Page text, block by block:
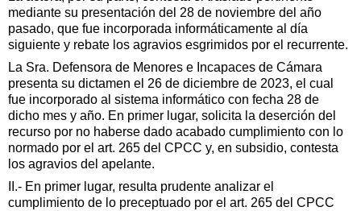
mediante su presentación del 28 de noviembre del año
pasado, que fue incorporada informáticamente al día
siguiente y rebate los agravios esgrimidos por el recurrente.
La Sra. Defensora de Menores e Incapaces de Cámara
presenta su dictamen el 26 de diciembre de 2023, el cual
fue incorporado al sistema informático con fecha 28 de
dicho mes y año. En primer lugar, solicita la deserción del
recurso por no haberse dado acabado cumplimiento con lo
normado por el art. 265 del CPCC y, en subsidio, contesta
los agravios del apelante.
II.- En primer lugar, resulta prudente analizar el
cumplimiento de lo preceptuado por el art. 265 del CPCC